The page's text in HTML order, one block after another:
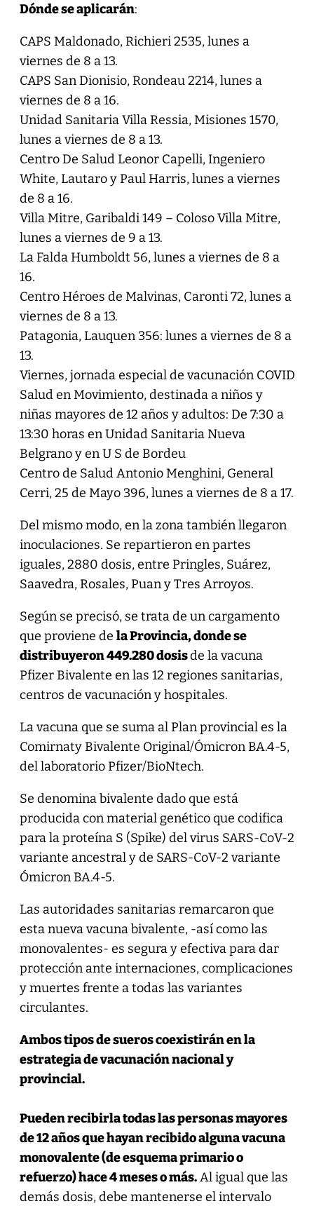
Dónde se aplicarán:
CAPS Maldonado, Richieri 2535, lunes a
viernes de 8 a 13.
CAPS San Dionisio, Rondeau 2214, lunes a
viernes de 8 a 16.
Unidad Sanitaria Villa Ressia, Misiones 1570,
lunes a viernes de 8 a 13.
Centro De Salud Leonor Capelli, Ingeniero
White, Lautaro y Paul Harris, lunes a viernes
de 8 a 16.
Villa Mitre, Garibaldi 149 – Coloso Villa Mitre,
lunes a viernes de 9 a 13.
La Falda Humboldt 56, lunes a viernes de 8 a
16.
Centro Héroes de Malvinas, Caronti 72, lunes a
viernes de 8 a 13.
Patagonia, Lauquen 356: lunes a viernes de 8 a
13.
Viernes, jornada especial de vacunación COVID
Salud en Movimiento, destinada a niños y
niñas mayores de 12 años y adultos: De 7:30 a
13:30 horas en Unidad Sanitaria Nueva
Belgrano y en U S de Bordeu
Centro de Salud Antonio Menghini, General
Cerri, 25 de Mayo 396, lunes a viernes de 8 a 17.
Del mismo modo, en la zona también llegaron
inoculaciones. Se repartieron en partes
iguales, 2880 dosis, entre Pringles, Suárez,
Saavedra, Rosales, Puan y Tres Arroyos.
Según se precisó, se trata de un cargamento
que proviene de la Provincia, donde se
distribuyeron 449.280 dosisde la vacuna
Pfizer Bivalente en las 12 regiones sanitarias,
centros de vacunación y hospitales.
La vacuna que se suma al Plan provincial es la
Comirnaty Bivalente Original/Ómicron BA.4-5,
del laboratorio Pfizer/BioNtech.
Se denomina bivalente dado que está
producida con material genético que codifica
para la proteína S (Spike) del virus SARS-CoV-2
variante ancestral y de SARS-CoV-2 variante
Ómicron BA.4-5.
Las autoridades sanitarias remarcaron que
esta nueva vacuna bivalente, -así como las
monovalentes- es segura y efectiva para dar
protección ante internaciones, complicaciones
y muertes frente a todas las variantes
circulantes.
Ambos tipos de sueros coexistirán en la
estrategia de vacunación nacional y
provincial.
Pueden recibirla todas las personas mayores
de 12 años que hayan recibido alguna vacuna
monovalente (de esquema primario o
refuerzo) hace 4 meses o más.Al igual que las
demás dosis, debe mantenerse el intervalo